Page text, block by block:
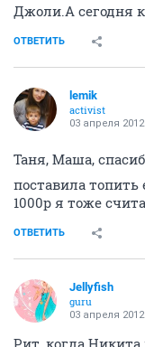
Джоли.А сегодня
ОТВЕТИТЬ
lemik
activist
03 апреля 2012
Таня, Маша,
поставила топить
1000р я тоже
ОТВЕТИТЬ
Jellyfish
guru
03 апреля 2012
Рит, когда Никита